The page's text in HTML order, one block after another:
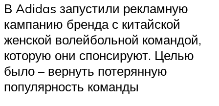
В Adidas запустили рекламную
кампанию бренда с китайской
женской волейбольной командой,
которую они спонсируют. Целью
было – вернуть потерянную
популярность команды